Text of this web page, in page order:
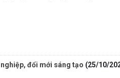
đổi mới sáng tạo (25/10/